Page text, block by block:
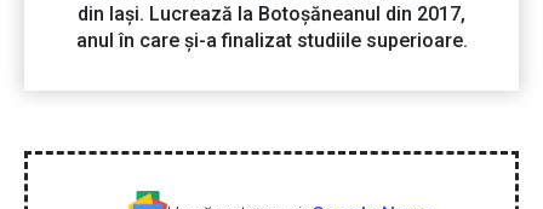
din Iași. Lucrează la Botoșăneanul din 2017,
anul în care și-a finalizat studiile superioare.